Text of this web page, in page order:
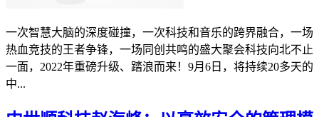
一次智慧大脑的深度碰撞，一次科技和音乐的跨界融合，一场
热血竞技的王者争锋，一场同创共鸣的盛大聚会科技向北不止
一面，2022年重磅升级、踏浪而来！9月6日，将持续20多天的
中...